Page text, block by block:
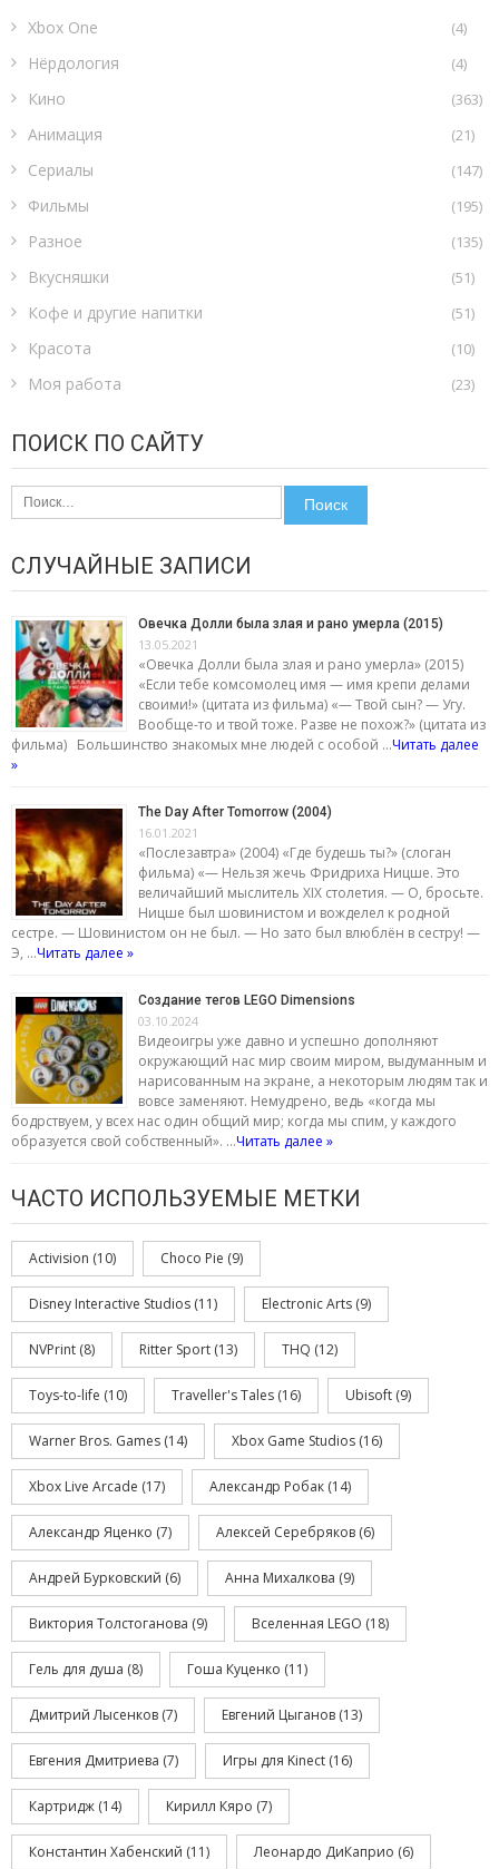
Xbox One (4)
Нёрдология (4)
Кино (363)
Анимация (21)
Сериалы (147)
Фильмы (195)
Разное (135)
Вкусняшки (51)
Кофе и другие напитки (51)
Красота (10)
Моя работа (23)
ПОИСК ПО САЙТУ
Найти:
СЛУЧАЙНЫЕ ЗАПИСИ
Овечка Долли была злая и рано умерла (2015)
13.05.2021
«Овечка Долли была злая и рано умерла» (2015)
«Если тебе комсомолец имя — имя крепи делами
своими!» (цитата из фильма) «— Твой сын? — Угу.
Вообще-то и твой тоже. Разве не похож?» (цитата из
фильма) Большинство знакомых мне людей с особой …Читать далее
»
The Day After Tomorrow (2004)
16.01.2021
«Послезавтра» (2004) «Где будешь ты?» (слоган
фильма) «— Нельзя жечь Фридриха Ницше. Это
величайший мыслитель XIX столетия. — О, бросьте.
Ницше был шовинистом и вожделел к родной
сестре. — Шовинистом он не был. — Но зато был влюблён в сестру! —
Э, …Читать далее »
Создание тегов LEGO Dimensions
03.10.2024
Видеоигры уже давно и успешно дополняют
окружающий нас мир своим миром, выдуманным и
нарисованным на экране, а некоторым людям так и
вовсе заменяют. Немудрено, ведь «когда мы
бодрствуем, у всех нас один общий мир; когда мы спим, у каждого
образуется свой собственный». …Читать далее »
ЧАСТО ИСПОЛЬЗУЕМЫЕ МЕТКИ
Activision (10) Choco Pie (9)
Disney Interactive Studios (11) Electronic Arts (9)
NVPrint (8) Ritter Sport (13) THQ (12)
Toys-to-life (10) Traveller's Tales (16) Ubisoft (9)
Warner Bros. Games (14) Xbox Game Studios (16)
Xbox Live Arcade (17) Александр Робак (14)
Александр Яценко (7) Алексей Серебряков (6)
Андрей Бурковский (6) Анна Михалкова (9)
Виктория Толстоганова (9) Вселенная LEGO (18)
Гель для душа (8) Гоша Куценко (11)
Дмитрий Лысенков (7) Евгений Цыганов (13)
Евгения Дмитриева (7) Игры для Kinect (16)
Картридж (14) Кирилл Кяро (7)
Константин Хабенский (11) Леонардо ДиКаприо (6)